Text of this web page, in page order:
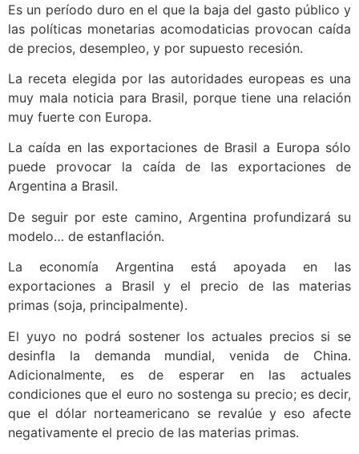
Es un período duro en el que la baja del gasto público y
las políticas monetarias acomodaticias provocan caída
de precios, desempleo, y por supuesto recesión.
La receta elegida por las autoridades europeas es una
muy mala noticia para Brasil, porque tiene una relación
muy fuerte con Europa.
La caída en las exportaciones de Brasil a Europa sólo
puede provocar la caída de las exportaciones de
Argentina a Brasil.
De seguir por este camino, Argentina profundizará su
modelo… de estanflación.
La economía Argentina está apoyada en las
exportaciones a Brasil y el precio de las materias
primas (soja, principalmente).
El yuyo no podrá sostener los actuales precios si se
desinfla la demanda mundial, venida de China.
Adicionalmente, es de esperar en las actuales
condiciones que el euro no sostenga su precio; es decir,
que el dólar norteamericano se revalúe y eso afecte
negativamente el precio de las materias primas.